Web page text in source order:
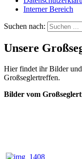
Interner Bereich
Suchen nach:
Unsere
Hier findet ihr Bilder
Großseglertreffen.
Bilder vom